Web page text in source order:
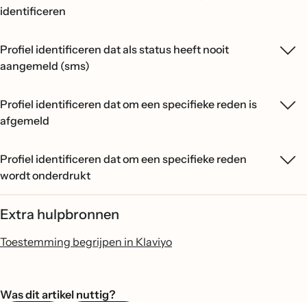
identificeren
Profiel identificeren dat als status heeft nooit
aangemeld (sms)
Profiel identificeren dat om een specifieke reden is
afgemeld
Profiel identificeren dat om een specifieke reden
wordt onderdrukt
Extra hulpbronnen
Toestemming begrijpen in Klaviyo
Was dit artikel nuttig?